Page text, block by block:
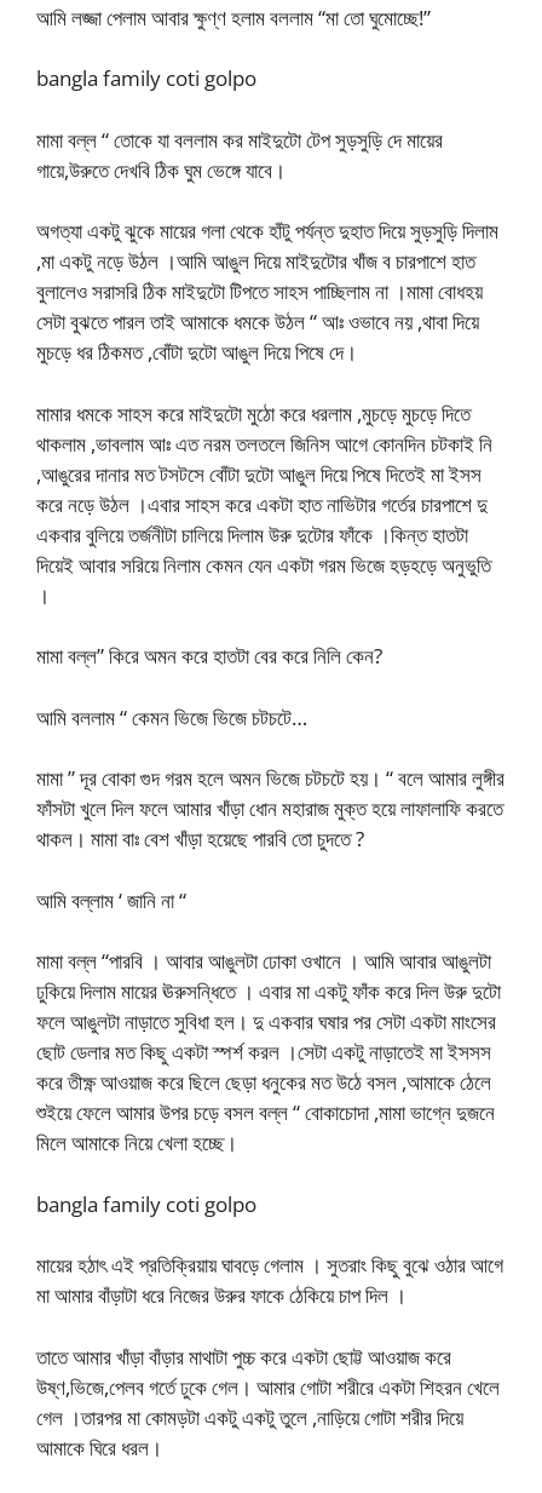
আমি লজ্জা পেলাম আবার ক্ষুণ্ণ হলাম বললাম “মা তো ঘুমোচ্ছে!”
bangla family coti golpo
মামা বল্ল “ তোকে যা বললাম কর মাইদুটো টেপ সুড়সুড়ি দে মায়ের
গায়ে,উরুতে দেখবি ঠিক ঘুম ভেঙ্গে যাবে।
অগত্যা একটু ঝুকে মায়ের গলা থেকে হাঁটু পর্যন্ত দুহাত দিয়ে সুড়সুড়ি দিলাম
,মা একটু নড়ে উঠল ।আমি আঙুল দিয়ে মাইদুটোর খাঁজ ব চারপাশে হাত
বুলালেও সরাসরি ঠিক মাইদুটো টিপতে সাহস পাচ্ছিলাম না ।মামা বোধহয়
সেটা বুঝতে পারল তাই আমাকে ধমকে উঠল “ আঃ ওভাবে নয় ,থাবা দিয়ে
মুচড়ে ধর ঠিকমত ,বোঁটা দুটো আঙুল দিয়ে পিষে দে।
মামার ধমকে সাহস করে মাইদুটো মুঠো করে ধরলাম ,মুচড়ে মুচড়ে দিতে
থাকলাম ,ভাবলাম আঃ এত নরম তলতলে জিনিস আগে কোনদিন চটকাই নি
,আঙুরের দানার মত টসটসে বোঁটা দুটো আঙুল দিয়ে পিষে দিতেই মা ইসস
করে নড়ে উঠল ।এবার সাহস করে একটা হাত নাভিটার গর্তের চারপাশে দু
একবার বুলিয়ে তর্জনীটা চালিয়ে দিলাম উরু দুটোর ফাঁকে ।কিন্ত হাতটা
দিয়েই আবার সরিয়ে নিলাম কেমন যেন একটা গরম ভিজে হড়হড়ে অনুভুতি
।
মামা বল্ল” কিরে অমন করে হাতটা বের করে নিলি কেন?
আমি বললাম “ কেমন ভিজে ভিজে চটচটে…
মামা ” দূর বোকা গুদ গরম হলে অমন ভিজে চটচটে হয়। “ বলে আমার লুঙ্গীর
ফাঁসটা খুলে দিল ফলে আমার খাঁড়া ধোন মহারাজ মুক্ত হয়ে লাফালাফি করতে
থাকল। মামা বাঃ বেশ খাঁড়া হয়েছে পারবি তো চুদতে ?
আমি বল্লাম ‘ জানি না “
মামা বল্ল “পারবি । আবার আঙুলটা ঢোকা ওখানে । আমি আবার আঙুলটা
ঢুকিয়ে দিলাম মায়ের ঊরুসন্ধিতে । এবার মা একটু ফাঁক করে দিল উরু দুটো
ফলে আঙুলটা নাড়াতে সুবিধা হল। দু একবার ঘষার পর সেটা একটা মাংসের
ছোট ডেলার মত কিছু একটা স্পর্শ করল ।সেটা একটু নাড়াতেই মা ইসসস
করে তীক্ষ্ণ আওয়াজ করে ছিলে ছেড়া ধনুকের মত উঠে বসল ,আমাকে ঠেলে
শুইয়ে ফেলে আমার উপর চড়ে বসল বল্ল “ বোকাচোদা ,মামা ভাগ্নে দুজনে
মিলে আমাকে নিয়ে খেলা হচ্ছে।
bangla family coti golpo
মায়ের হঠাৎ এই প্রতিক্রিয়ায় ঘাবড়ে গেলাম । সুতরাং কিছু বুঝে ওঠার আগে
মা আমার বাঁড়াটা ধরে নিজের উরুর ফাকে ঠেকিয়ে চাপ দিল ।
তাতে আমার খাঁড়া বাঁড়ার মাথাটা পুচ্চ করে একটা ছোট্ট আওয়াজ করে
উষ্ণ,ভিজে,পেলব গর্তে ঢুকে গেল। আমার গোটা শরীরে একটা শিহরন খেলে
গেল ।তারপর মা কোমড়টা একটু একটু তুলে ,নাড়িয়ে গোটা শরীর দিয়ে
আমাকে ঘিরে ধরল।